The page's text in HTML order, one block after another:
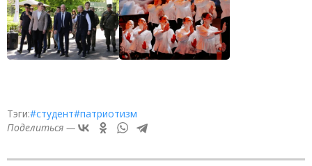
Тэги:#студент#патриотизм
Поделиться —